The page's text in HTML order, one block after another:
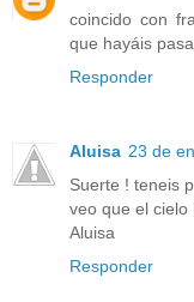
coincido con
que hayáis
Responder
Aluisa 23 de
Suerte ! teneis
veo que el cielo
Aluisa
Responder